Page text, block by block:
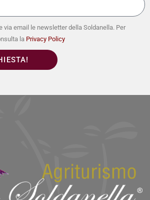
via email le newsletter della Soldanella. Per
la Privacy Policy